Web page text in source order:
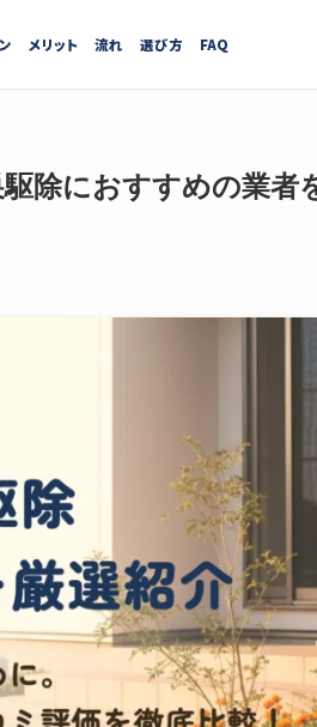
メリット 流れ 選び方 FAQ
駆除におすすめの業者